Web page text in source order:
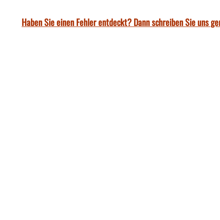
Haben Sie einen Fehler entdeckt? Dann schreiben Sie uns